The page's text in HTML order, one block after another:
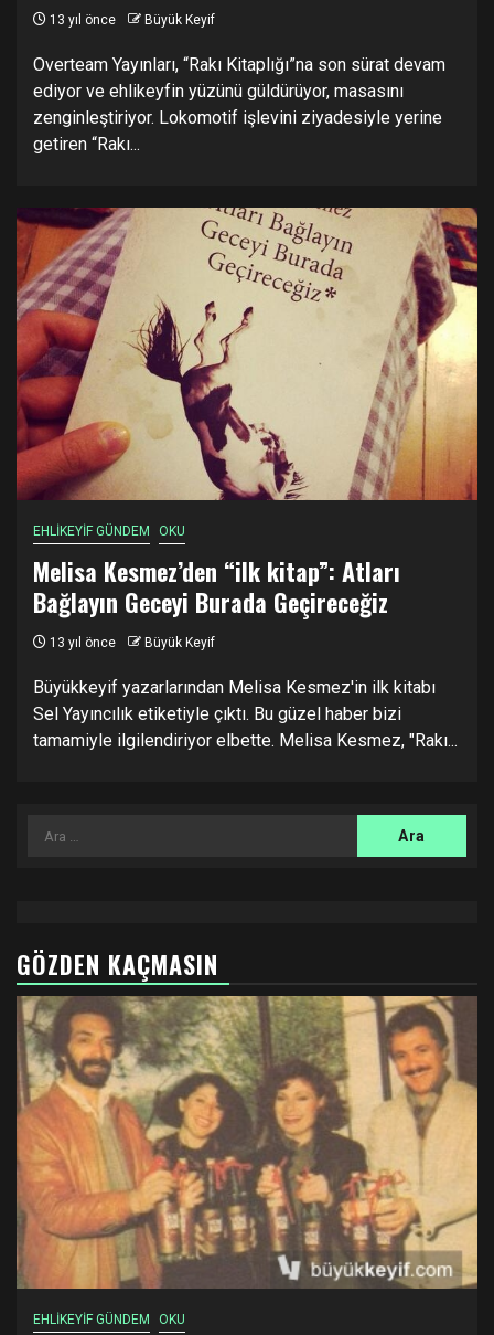
13 yıl önce Büyük Keyif
Overteam Yayınları, “Rakı Kitaplığı”na son sürat devam
ediyor ve ehlikeyfin yüzünü güldürüyor, masasını
zenginleştiriyor. Lokomotif işlevini ziyadesiyle yerine
getiren “Rakı...
EHLİKEYİF GÜNDEM OKU
Melisa Kesmez’den “ilk kitap”: Atları
Bağlayın Geceyi Burada Geçireceğiz
13 yıl önce Büyük Keyif
Büyükkeyif yazarlarından Melisa Kesmez'in ilk kitabı
Sel Yayıncılık etiketiyle çıktı. Bu güzel haber bizi
tamamiyle ilgilendiriyor elbette. Melisa Kesmez, "Rakı...
Arama:
GÖZDEN KAÇMASIN
EHLİKEYİF GÜNDEM OKU